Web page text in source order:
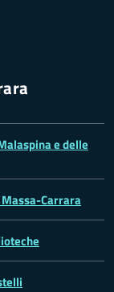
e delle
Carrara